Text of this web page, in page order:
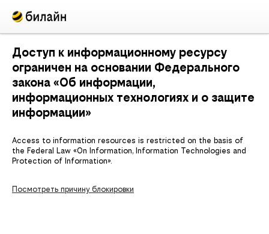
Доступ к информационному ресурсу
ограничен на основании Федерального
закона «Об информации,
информационных технологиях и о защите
информации»
Access to information resources is restricted on the basis of
the Federal Law «On Information, Information Technologies and
Protection of Information».
Посмотреть причину блокировки